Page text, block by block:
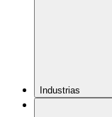
Industrias